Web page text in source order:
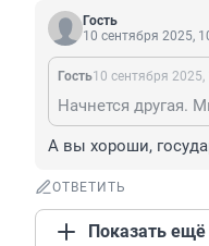
Гость
10 сентября 2025,
Гость10 сентября 2025,
А вы хороши,
ОТВЕТИТЬ
Показать ещё